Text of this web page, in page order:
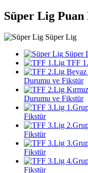
Süper Lig
Süper Lig
Süper
TFF
Durumu ve Fikstür
Durumu ve Fikstür
Fikstür
Fikstür
Fikstür
Fikstür